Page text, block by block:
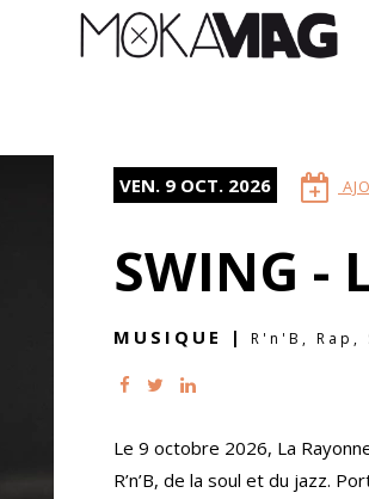
VEN. 9 OCT. 2026
SWING -
MUSIQUE | R'n'B, Rap,
Le 9 octobre 2026, La
R’n’B, de la soul et du jazz.